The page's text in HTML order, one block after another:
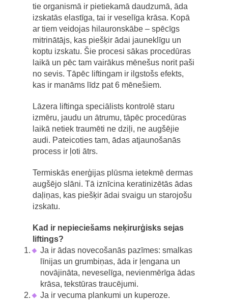
tie organismā ir pietiekamā daudzumā, āda
izskatās elastīga, tai ir veselīga krāsa. Kopā
ar tiem veidojas hilauronskābe – spēcīgs
mitrinātājs, kas piešķir ādai jauneklīgu un
koptu izskatu. Šie procesi sākas procedūras
laikā un pēc tam vairākus mēnešus norit paši
no sevis. Tāpēc liftingam ir ilgstošs efekts,
kas ir manāms līdz pat 6 mēnešiem.
Lāzera liftinga speciālists kontrolē staru
izmēru, jaudu un ātrumu, tāpēc procedūras
laikā netiek traumēti ne dziļi, ne augšējie
audi. Pateicoties tam, ādas atjaunošanās
process ir ļoti ātrs.
Termiskās enerģijas plūsma ietekmē dermas
augšējo slāni. Tā iznīcina keratinizētās ādas
daļiņas, kas piešķir ādai svaigu un starojošu
izskatu.
Kad ir nepieciešams neķirurģisks sejas
liftings?
Ja ir ādas novecošanās pazīmes: smalkas
līnijas un grumbiņas, āda ir ļengana un
novājināta, neveselīga, nevienmērīga ādas
krāsa, tekstūras traucējumi.
Ja ir vecuma plankumi un kuperoze.